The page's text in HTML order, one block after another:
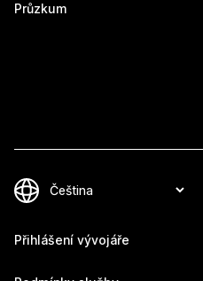
Průzkum
Přihlášení vývojáře